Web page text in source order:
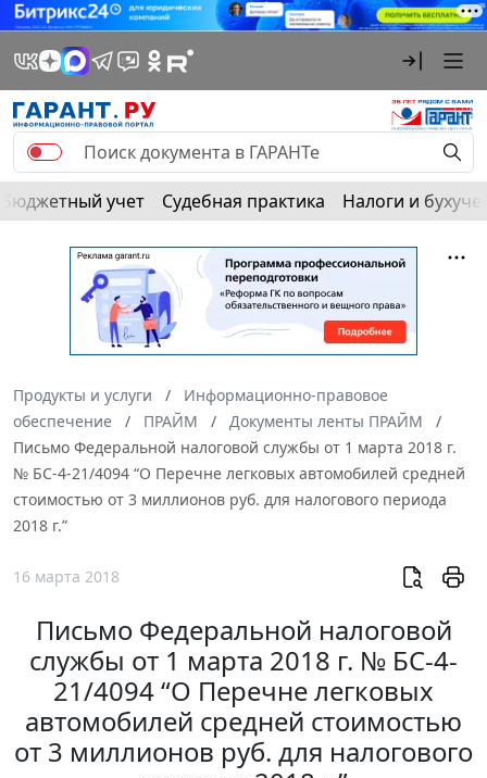
Бюджетный учет Судебная практика Налоги и
Продукты и услуги
Информационно-правовое
обеспечение
ПРАЙМ
Документы ленты ПРАЙМ
Письмо Федеральной налоговой службы от 1 марта 2018 г.
№ БС-4-21/4094 “О Перечне легковых автомобилей средней
стоимостью от 3 миллионов руб. для налогового периода
2018 г.”
16 марта 2018
Письмо Федеральной налоговой
службы от 1 марта 2018 г. № БС-4-
21/4094 “О Перечне легковых
автомобилей средней стоимостью
от 3 миллионов руб. для налогового